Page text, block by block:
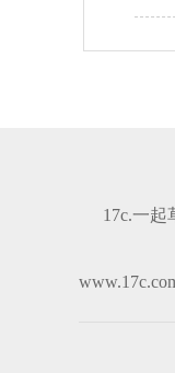
17c.一起